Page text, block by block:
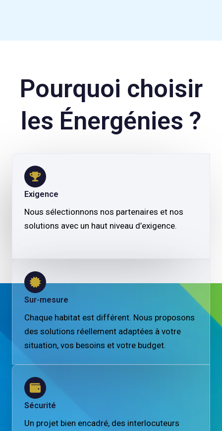
Pourquoi choisir
les Énergénies ?
Exigence
Nous sélectionnons nos partenaires et nos
solutions avec un haut niveau d’exigence.
Sur-mesure
Chaque habitat est différent. Nous proposons
des solutions réellement adaptées à votre
situation, vos besoins et votre budget.
Sécurité
Un projet bien encadré, des interlocuteurs